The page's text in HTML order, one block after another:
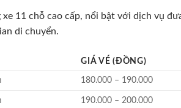
11 chỗ cao cấp, nổi bật với dịch vụ
di chuyển.
GIÁ VÉ (ĐỒNG)
180.000 – 190.000
190.000 – 200.000